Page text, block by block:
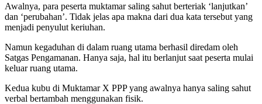
Awalnya, para peserta muktamar saling sahut berteriak ‘lanjutkan’
dan ‘perubahan’. Tidak jelas apa makna dari dua kata tersebut yang
menjadi penyulut keriuhan.
Namun kegaduhan di dalam ruang utama berhasil diredam oleh
Satgas Pengamanan. Hanya saja, hal itu berlanjut saat peserta mulai
keluar ruang utama.
Kedua kubu di Muktamar X PPP yang awalnya hanya saling sahut
verbal bertambah menggunakan fisik.